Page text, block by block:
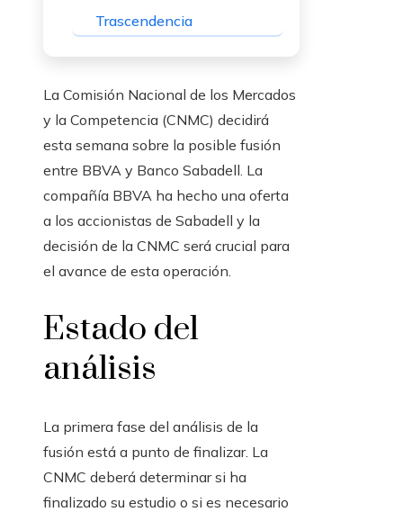
Trascendencia
La Comisión Nacional de los Mercados
y la Competencia (CNMC) decidirá
esta semana sobre la posible fusión
entre BBVA y Banco Sabadell. La
compañía BBVA ha hecho una oferta
a los accionistas de Sabadell y la
decisión de la CNMC será crucial para
el avance de esta operación.
Estado del
análisis
La primera fase del análisis de la
fusión está a punto de finalizar. La
CNMC deberá determinar si ha
finalizado su estudio o si es necesario